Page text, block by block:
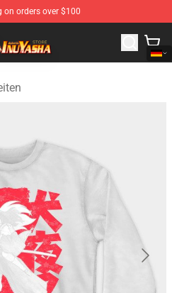
on orders over $100
Inuyasha Merchandise Shop